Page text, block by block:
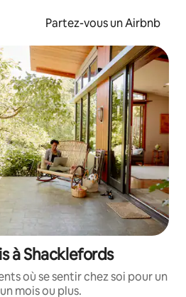
Partez-vous un Airbnb
à Shacklefords
où se sentir chez soi pour un
mois ou plus.